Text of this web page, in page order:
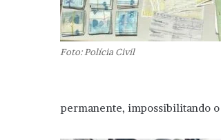
Foto: Polícia Civil
permanente, impossibilitando